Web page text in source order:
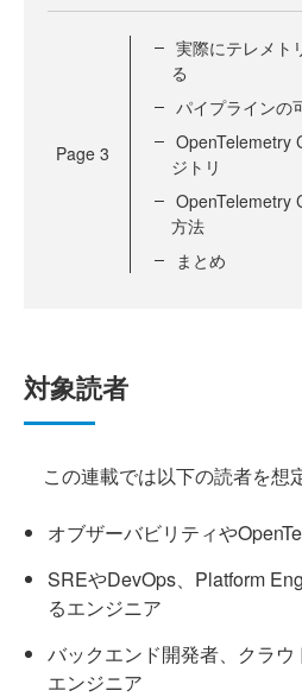
Page 3
実際にテレメト
る
パイプラインの
OpenTelemetry
ジトリ
OpenTelemetry
方法
まとめ
対象読者
この連載では以下の読者を想
オブザーバビリティや
SREやDevOps、Platform
るエンジニア
バックエンド開発者、クラ
エンジニア